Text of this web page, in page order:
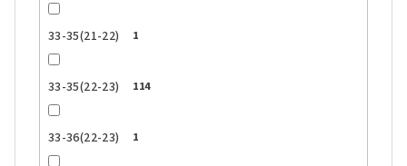
33-35(21-22) 1
33-35(22-23) 114
33-36(22-23) 1